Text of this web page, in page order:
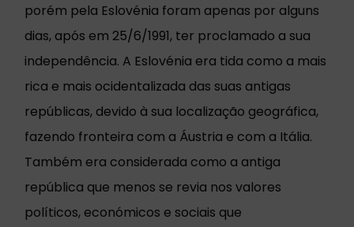
porém pela Eslovénia foram apenas por alguns
dias, após em 25/6/1991, ter proclamado a sua
independência. A Eslovénia era tida como a mais
rica e mais ocidentalizada das suas antigas
repúblicas, devido à sua localização geográfica,
fazendo fronteira com a Áustria e com a Itália.
Também era considerada como a antiga
república que menos se revia nos valores
políticos, económicos e sociais que